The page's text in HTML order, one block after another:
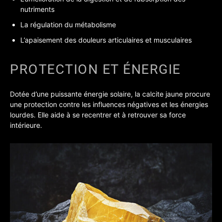
nutriments
La régulation du métabolisme
L’apaisement des douleurs articulaires et musculaires
PROTECTION ET ÉNERGIE
Dotée d’une puissante énergie solaire, la calcite jaune procure
une protection contre les influences négatives et les énergies
lourdes. Elle aide à se recentrer et à retrouver sa force
intérieure.